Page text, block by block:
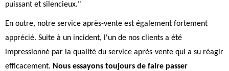
puissant et silencieux."
En outre, notre service après-vente est également fortement
apprécié. Suite à un incident, l'un de nos clients a été
impressionné par la qualité du service après-vente qui a su réagir
efficacement. Nous essayons toujours de faire passer